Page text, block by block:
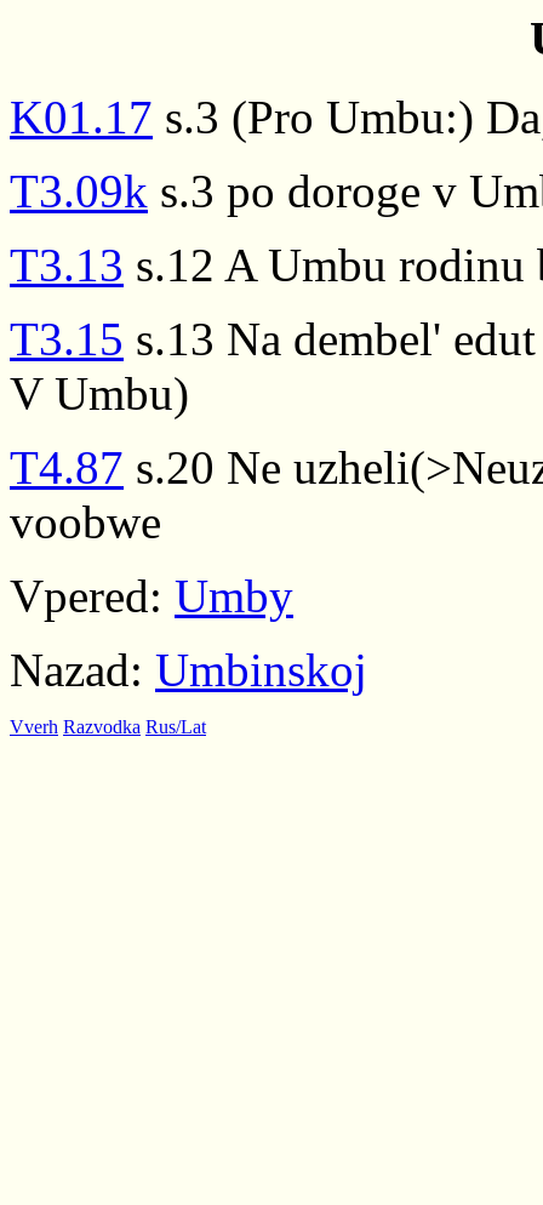
K01.17 s.3 (Pro Umbu:)
T3.09k s.3 po doroge v
T3.13 s.12 A Umbu rodinu
T3.15 s.13 Na dembel'
V Umbu)
T4.87 s.20 Ne
voobwe
Vpered: Umby
Nazad: Umbinskoj
Vverh Razvodka Rus/Lat